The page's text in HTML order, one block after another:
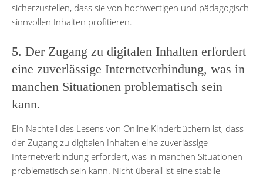
sicherzustellen, dass sie von hochwertigen und pädagogisch
sinnvollen Inhalten profitieren.
5. Der Zugang zu digitalen Inhalten erfordert
eine zuverlässige Internetverbindung, was in
manchen Situationen problematisch sein
kann.
Ein Nachteil des Lesens von Online Kinderbüchern ist, dass
der Zugang zu digitalen Inhalten eine zuverlässige
Internetverbindung erfordert, was in manchen Situationen
problematisch sein kann. Nicht überall ist eine stabile